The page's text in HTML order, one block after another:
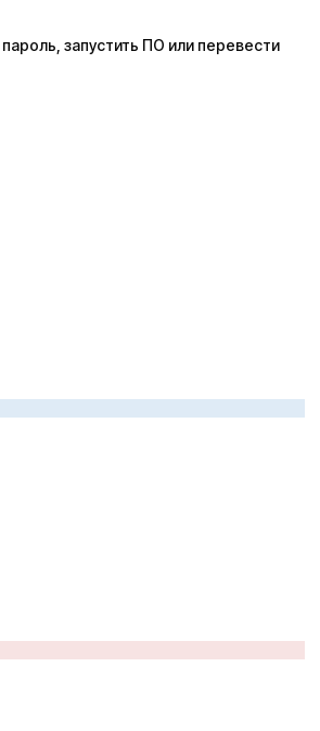
запустить ПО или перевести